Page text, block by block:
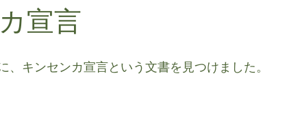
宣言
、キンセンカ宣言という文書を見つけました。